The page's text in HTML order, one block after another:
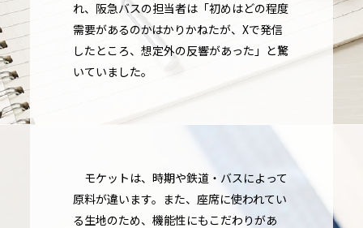
れ、阪急バスの担当者は「初めはどの程度
需要があるのかはかりかねたが、Xで発信
したところ、想定外の反響があった」と驚
いていました。
モケットは、時期や鉄道・バスによって
原料が違います。また、座席に使われてい
る生地のため、機能性にもこだわりがあ